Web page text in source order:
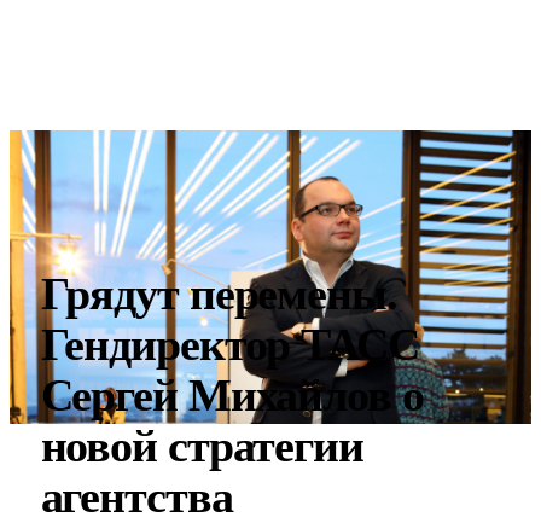
Грядут перемены.
Гендиректор ТАСС
Сергей Михайлов о
новой стратегии
агентства